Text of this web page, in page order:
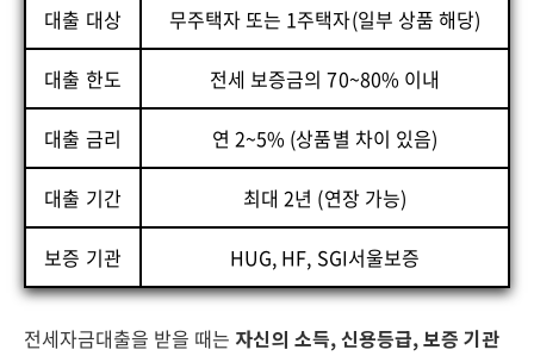
대출 대상 무주택자 또는 1주택자(일부 상품 해당)
대출 한도 전세 보증금의 70~80% 이내
대출 금리 연 2~5% (상품별 차이 있음)
대출 기간 최대 2년 (연장 가능)
보증 기관 HUG, HF, SGI서울보증
전세자금대출을 받을 때는 자신의 소득, 신용등급, 보증 기관